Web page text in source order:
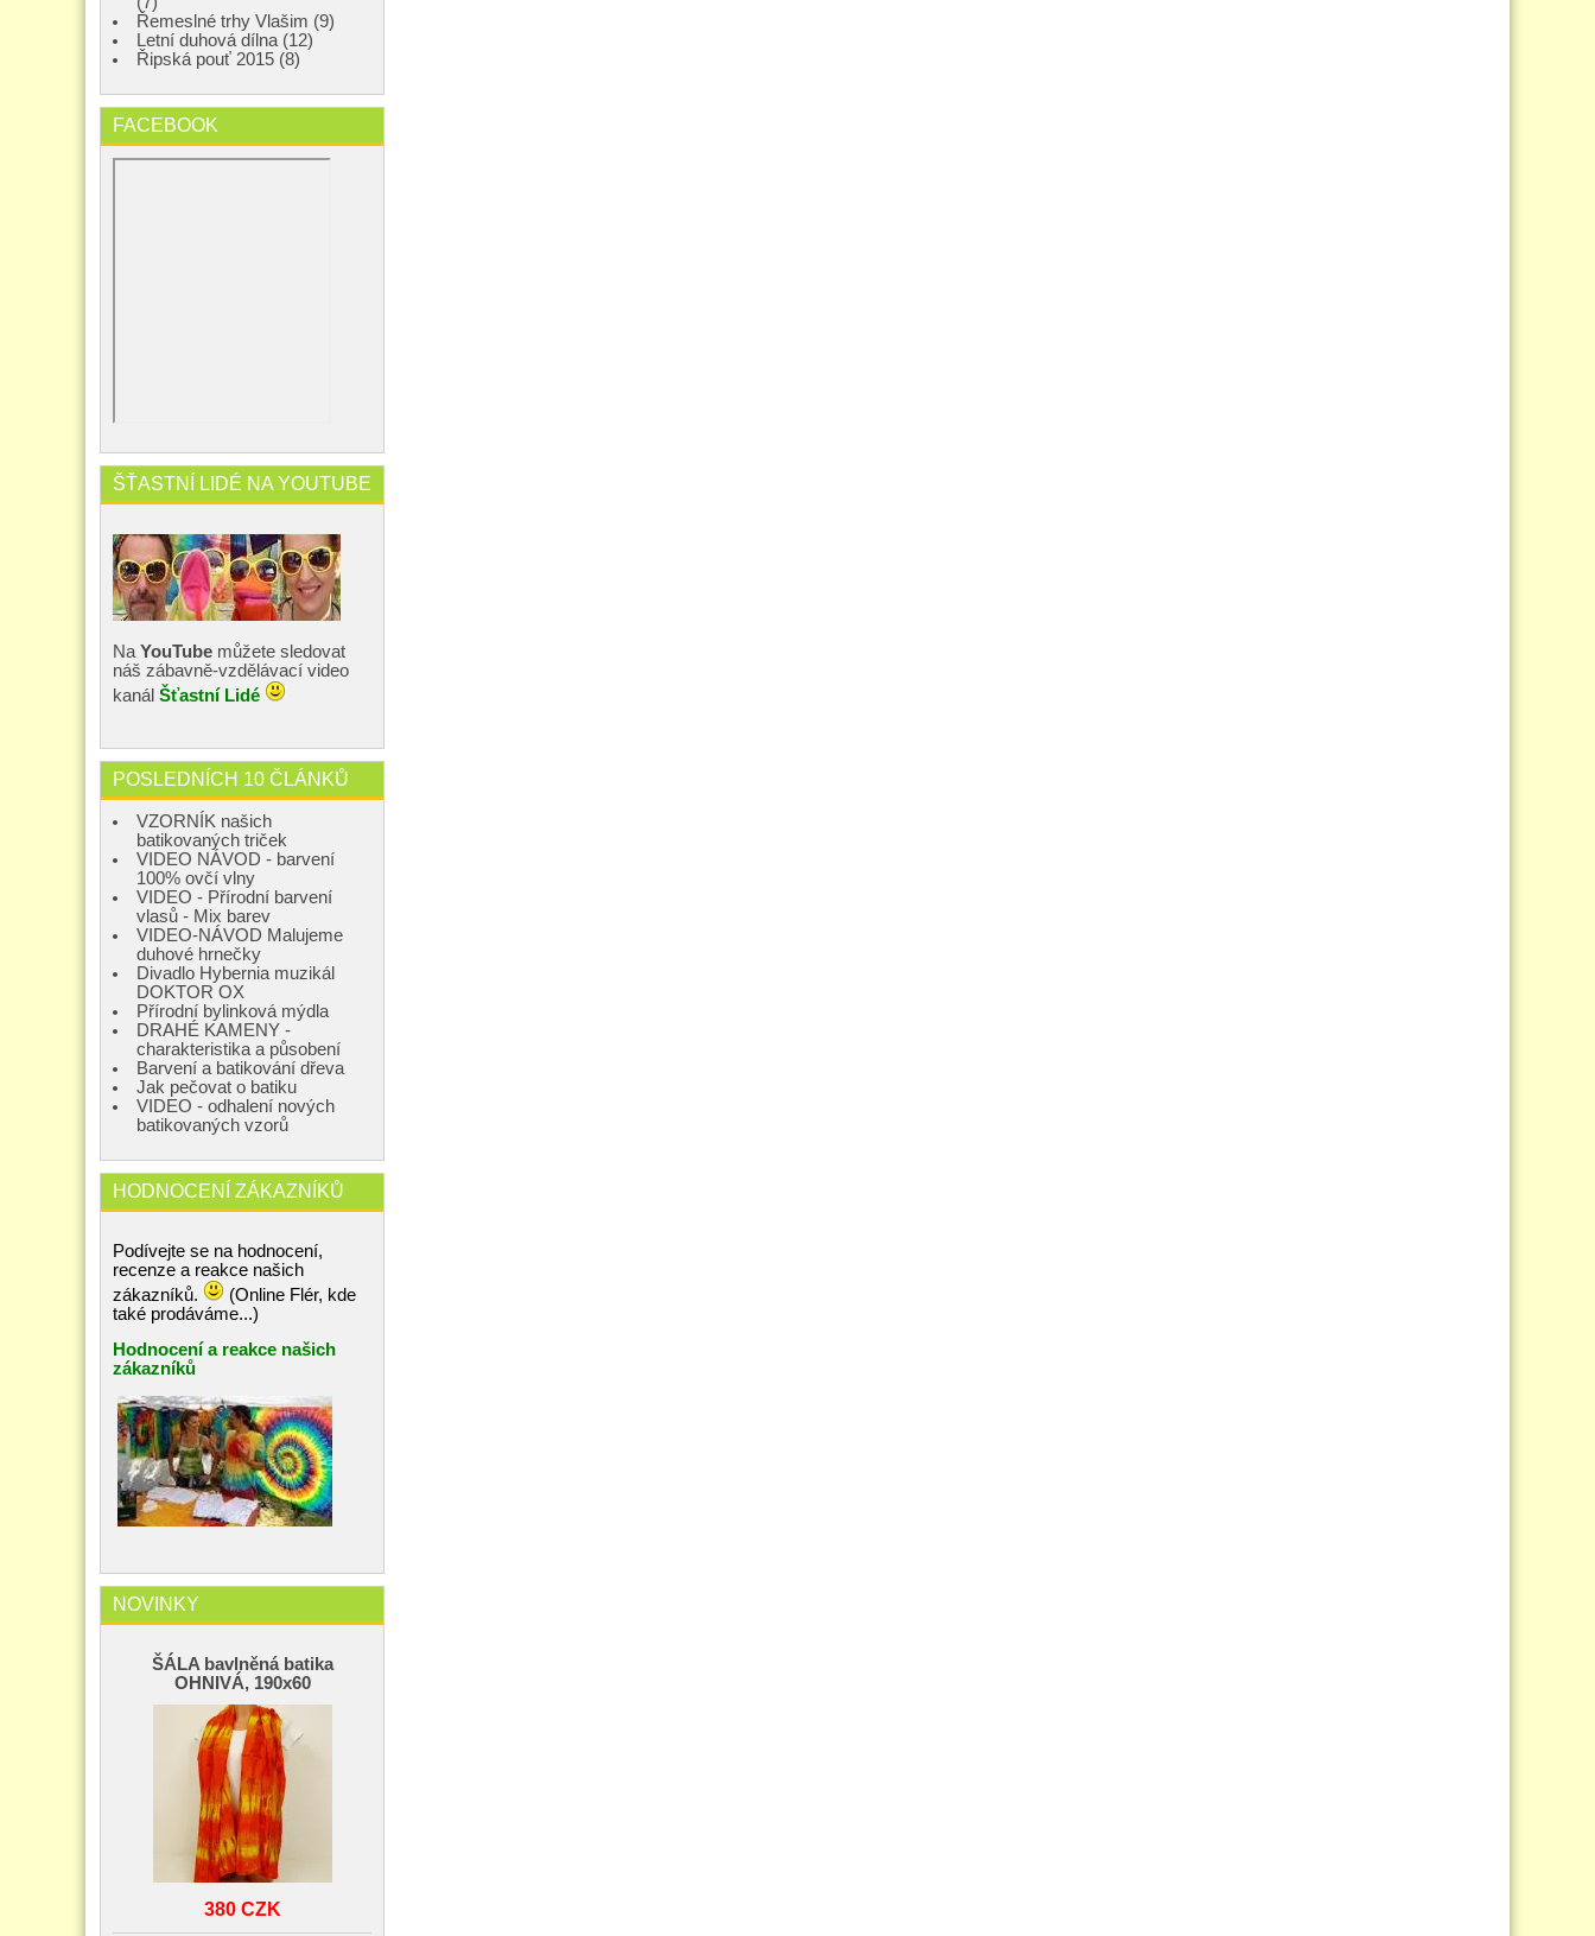
Řemeslné trhy Vlašim (9)
Letní duhová dílna (12)
Řipská pouť 2015 (8)
FACEBOOK
ŠŤASTNÍ LIDÉ NA YOUTUBE
Na YouTube můžete sledovat
náš zábavně-vzdělávací video
kanál Šťastní Lidé
POSLEDNÍCH 10 ČLÁNKŮ
VZORNÍK našich
batikovaných triček
VIDEO NÁVOD - barvení
100% ovčí vlny
VIDEO - Přírodní barvení
vlasů - Mix barev
VIDEO-NÁVOD Malujeme
duhové hrnečky
Divadlo Hybernia muzikál
DOKTOR OX
Přírodní bylinková mýdla
DRAHÉ KAMENY -
charakteristika a působení
Barvení a batikování dřeva
Jak pečovat o batiku
VIDEO - odhalení nových
batikovaných vzorů
HODNOCENÍ ZÁKAZNÍKŮ
Podívejte se na hodnocení,
recenze a reakce našich
zákazníků.
(Online Flér, kde
také prodáváme...)
Hodnocení a reakce našich
zákazníků
NOVINKY
ŠÁLA bavlněná batika
OHNIVÁ, 190x60
380 CZK